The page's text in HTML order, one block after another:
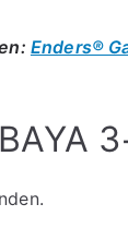
Enders®